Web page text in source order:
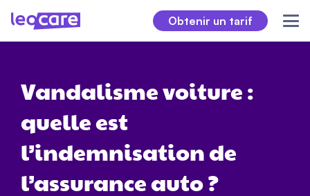
Obtenir un tarif
Vandalisme voiture :
quelle est
l’indemnisation de
l’assurance auto ?